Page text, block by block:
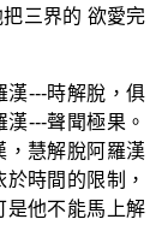
三界的 欲愛完
漢---時解脫，俱
---聲聞極果。
，慧解脫阿羅漢
時間的限制，
是他不能馬上解